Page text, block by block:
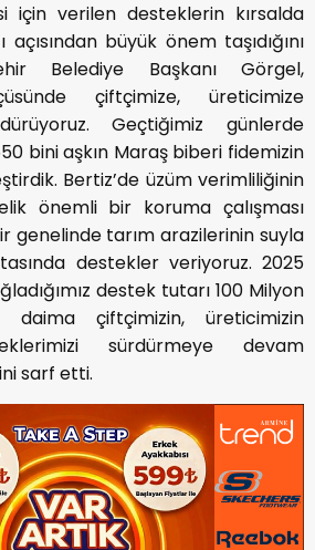
için verilen desteklerin kırsalda
açısından büyük önem taşıdığını
Belediye Başkanı Görgel,
çiftçimize, üreticimize
Geçtiğimiz günlerde
bini aşkın Maraş biberi fidemizin
Bertiz’de üzüm verimliliğinin
önemli bir koruma çalışması
genelinde tarım arazilerinin suyla
destekler veriyoruz. 2025
destek tutarı 100 Milyon
daima çiftçimizin, üreticimizin
sürdürmeye devam
sarf etti.